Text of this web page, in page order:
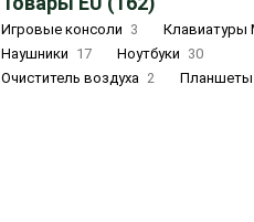
Игровые консоли 3
Наушники 17 Ноутбуки 30
Очиститель воздуха 2 Планшеты